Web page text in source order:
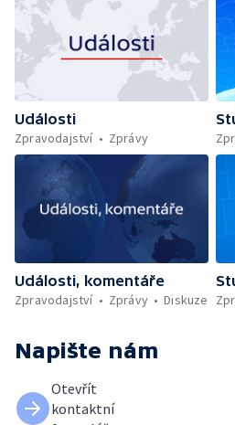
Události
Zpravodajství
Zprávy
Události, komentáře
Zpravodajství
Zprávy Diskuze
Napište nám
Otevřít
kontaktní